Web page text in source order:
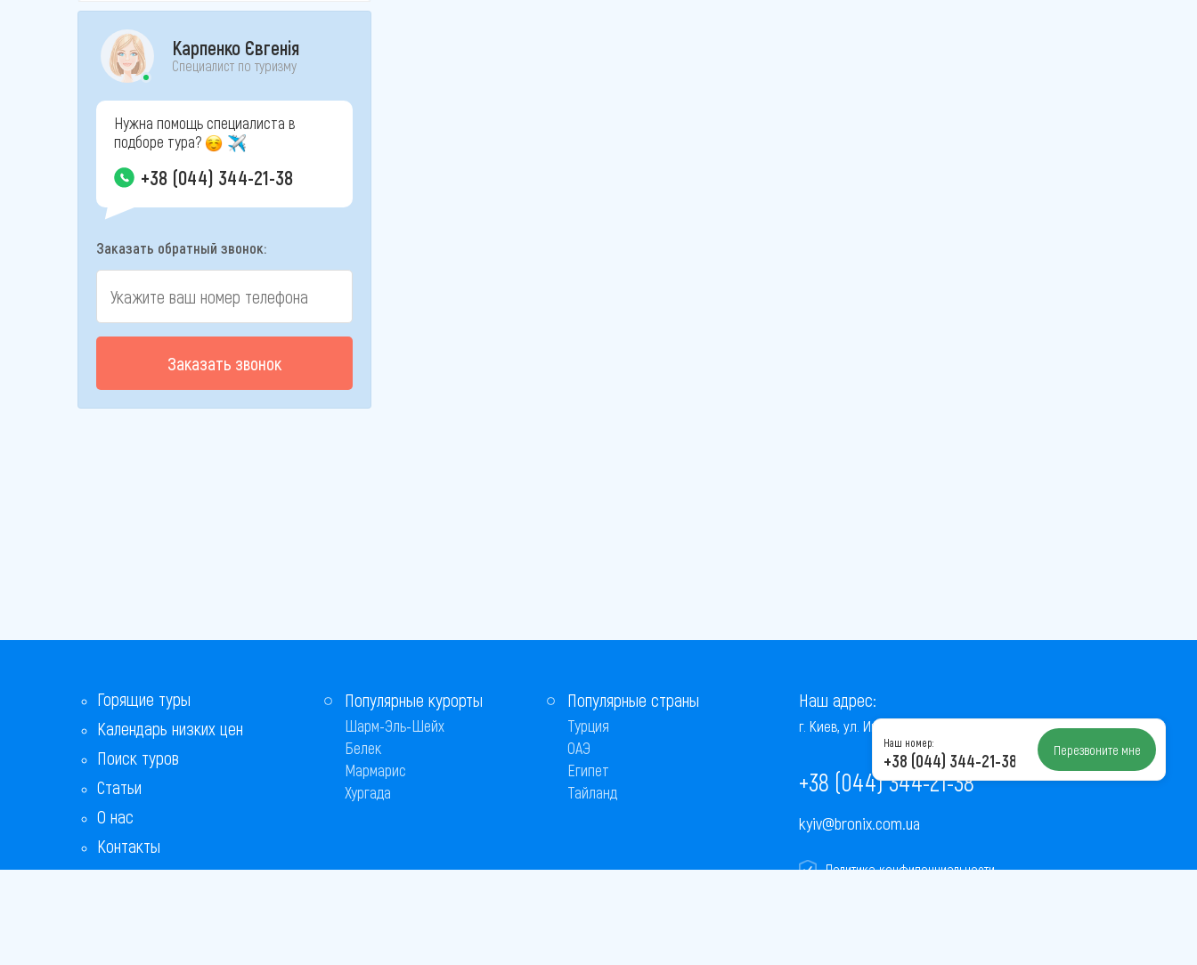
Карпенко Євгенія
Специалист по туризму
Нужна помощь специалиста в
подборе тура?
+38 (044) 344-21-38
Заказать обратный звонок:
Заказать звонок
Горящие туры
Календарь низких цен
Поиск туров
Статьи
О нас
Контакты
Бонусная программа
Популярные курорты
Шарм-Эль-Шейх
Белек
Мармарис
Хургада
Популярные страны
Турция
ОАЭ
Египет
Тайланд
Наш адрес:
г. Киев, ул. Институтская, 22/7, оф. 41
+38 (044) 344-21-38
kyiv@bronix.com.ua
Политика конфиденциальности
Наш номер:
+38 (044) 344-21-38 Перезвоните мне